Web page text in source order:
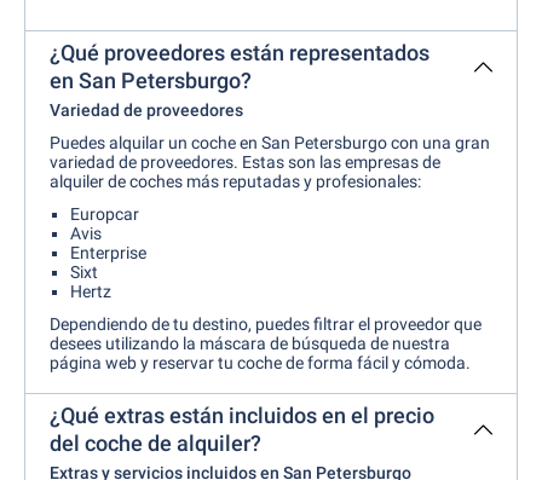
¿Qué proveedores están representados
en San Petersburgo?
Variedad de proveedores
Puedes alquilar un coche en San Petersburgo con una gran
variedad de proveedores. Estas son las empresas de
alquiler de coches más reputadas y profesionales:
Europcar
Avis
Enterprise
Sixt
Hertz
Dependiendo de tu destino, puedes filtrar el proveedor que
desees utilizando la máscara de búsqueda de nuestra
página web y reservar tu coche de forma fácil y cómoda.
¿Qué extras están incluidos en el precio
del coche de alquiler?
Extras y servicios incluidos en San Petersburgo